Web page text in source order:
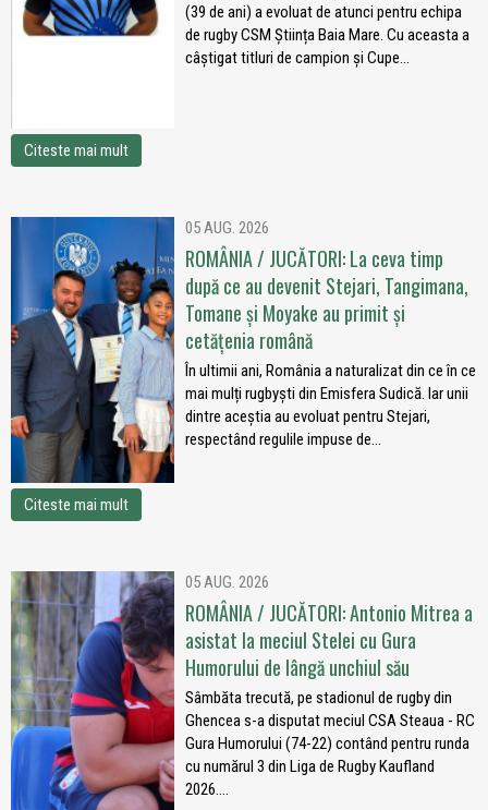
(39 de ani) a evoluat de atunci pentru echipa
de rugby CSM Știința Baia Mare. Cu aceasta a
câștigat titluri de campion și Cupe...
Citeste mai mult
05 AUG. 2026
ROMÂNIA / JUCĂTORI: La ceva timp
după ce au devenit Stejari, Tangimana,
Tomane și Moyake au primit și
cetățenia română
În ultimii ani, România a naturalizat din ce în ce
mai mulți rugbyști din Emisfera Sudică. Iar unii
dintre aceștia au evoluat pentru Stejari,
respectând regulile impuse de...
Citeste mai mult
05 AUG. 2026
ROMÂNIA / JUCĂTORI: Antonio Mitrea a
asistat la meciul Stelei cu Gura
Humorului de lângă unchiul său
Sâmbăta trecută, pe stadionul de rugby din
Ghencea s-a disputat meciul CSA Steaua - RC
Gura Humorului (74-22) contând pentru runda
cu numărul 3 din Liga de Rugby Kaufland
2026....